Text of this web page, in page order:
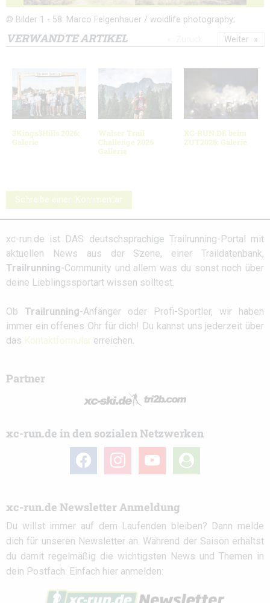
© Bilder 1 - 58: Marco Felgenhauer / woidlife photography;
VERWANDTE ARTIKEL
3Kings3Hills 2026:
Galerie
Walser Trail
Challenge 2026
Gallerie
XC-RUN.DE beim
ZUT2026: Galerie
Weiter
Schreibe einen Kommentar
xc-run.de ist DAS deutschsprachige Trailrunning-Portal mit
aktuellen News aus der Szene, einer Traildatenbank,
Trailrunning-Community und allem was du sonst noch über
deine Lieblingssportart wissen solltest.
Ob Trailrunning-Anfänger oder Profi-Sportler, wir haben
immer ein offenes Ohr für dich! Du kannst uns jederzeit über
das Kontaktformular erreichen.
Partner
xc-run.de in den sozialen Netzwerken
facebook instagramyoutube
user-
circle
xc-run.de Newsletter Anmeldung
Du willst immer auf dem Laufenden bleiben? Dann melde
dich für unseren Newsletter an. Während der Saison erhältst
du damit regelmäßig die wichtigsten News und Themen in
dein Postfach. Einfach hier anmelden: